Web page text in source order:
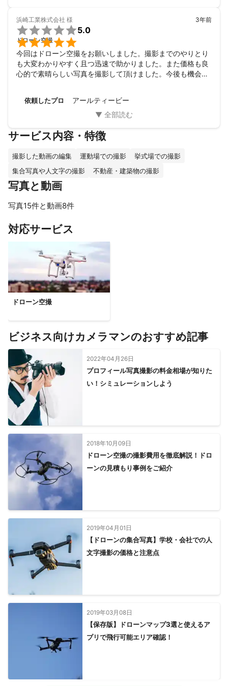
浜崎工業株式会社 様


5.0
ドローン空撮
3年前
今回はドローン空撮をお願いしました。撮影までのやりとり
も大変わかりやすく且つ迅速で助かりました。また価格も良
心的で素晴らしい写真を撮影して頂けました。今後も機会が
依頼したプロ アールティービー
サービス内容・特徴
撮影した動画の編集 運動場での撮影
挙式場での撮影
集合写真や人文字の撮影
不動産・建築物の撮影
写真と動画
写真15件と動画8件
対応サービス
ドローン空撮
ビジネス向けカメラマンのおすすめ記事
2022年04月26日
プロフィール写真撮影の料金相場が知りた
い！シミュレーションしよう
2018年10月09日
ドローン空撮の撮影費用を徹底解説！ドロ
ーンの見積もり事例をご紹介
2019年04月01日
【ドローンの集合写真】学校・会社での人
文字撮影の価格と注意点
2019年03月08日
【保存版】ドローンマップ3選と使えるア
プリで飛行可能エリア確認！